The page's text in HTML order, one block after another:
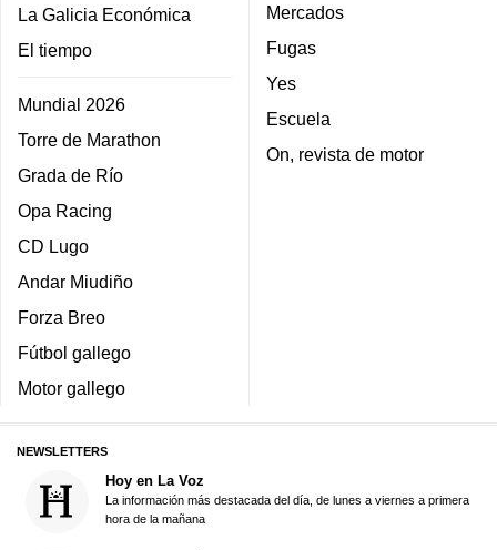
La Galicia Económica
El tiempo
Mundial 2026
Torre de Marathon
Grada de Río
Opa Racing
CD Lugo
Andar Miudiño
Forza Breo
Fútbol gallego
Motor gallego
Mercados
Fugas
Yes
Escuela
On, revista de motor
NEWSLETTERS
Hoy en La Voz
La información más destacada del día, de lunes a viernes a primera
hora de la mañana